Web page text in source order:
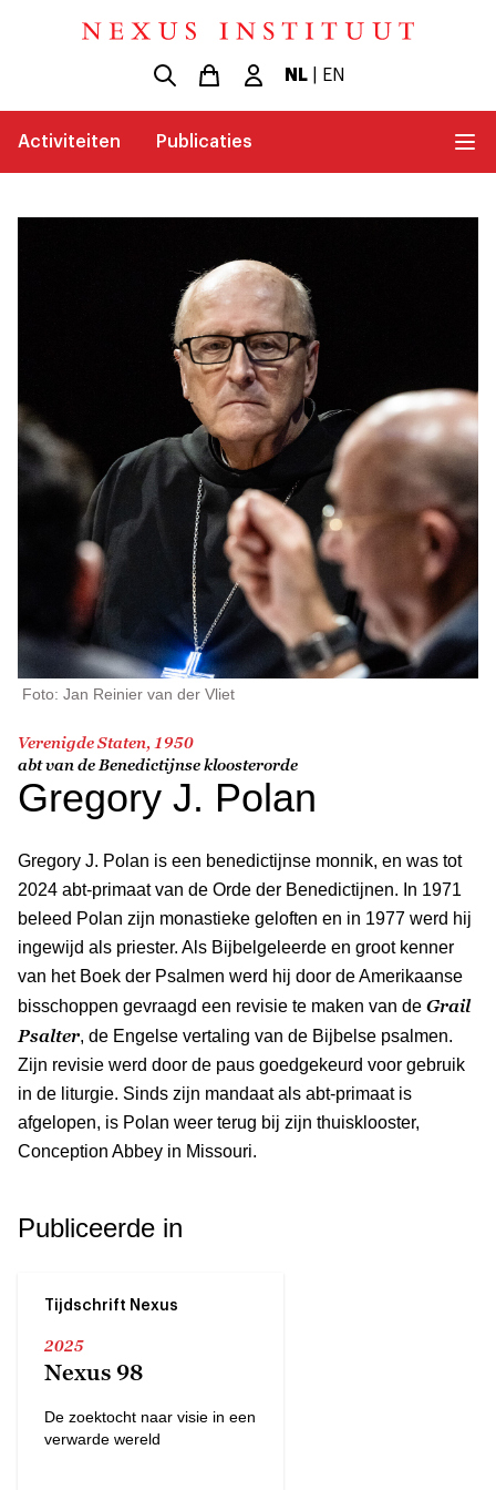
NL| EN
Activiteiten Publicaties
Foto: Jan Reinier van der Vliet
Verenigde Staten, 1950
abt van de Benedictijnse kloosterorde
Gregory J. Polan
Gregory J. Polan is een benedictijnse monnik, en was tot
2024 abt-primaat van de Orde der Benedictijnen. In 1971
beleed Polan zijn monastieke geloften en in 1977 werd hij
ingewijd als priester. Als Bijbelgeleerde en groot kenner
van het Boek der Psalmen werd hij door de Amerikaanse
bisschoppen gevraagd een revisie te maken van de Grail
Psalter, de Engelse vertaling van de Bijbelse psalmen.
Zijn revisie werd door de paus goedgekeurd voor gebruik
in de liturgie. Sinds zijn mandaat als abt-primaat is
afgelopen, is Polan weer terug bij zijn thuisklooster,
Conception Abbey in Missouri.
Publiceerde in
Tijdschrift Nexus
2025
Nexus 98
De zoektocht naar visie in een
verwarde wereld